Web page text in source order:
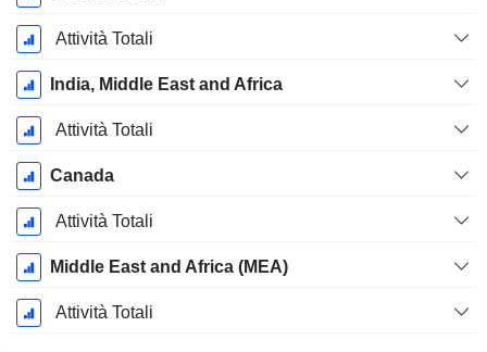
Attività Totali
India, Middle East and Africa
Attività Totali
Canada
Attività Totali
Middle East and Africa (MEA)
Attività Totali